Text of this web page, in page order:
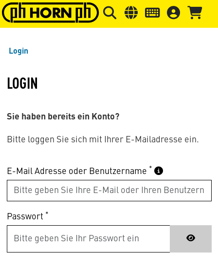
Springe zu Hauptinhalt Springe zum Header Springe
Login
LOGIN
Sie haben bereits ein Konto?
Bitte loggen Sie sich mit Ihrer E-Mailadresse ein.
E-Mail Adresse oder Benutzername *
Passwort *